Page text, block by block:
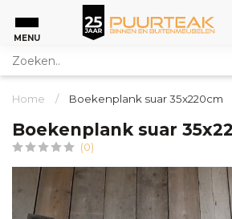
MENU
Home / Boekenplank suar 35x220cm
Boekenplank suar
(0)